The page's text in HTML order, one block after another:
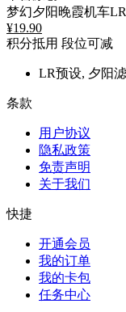
梦幻夕阳晚霞机车
¥19.90
积分抵用 段位可减
LR预设, 夕阳
条款
用户协议
隐私政策
免责声明
关于我们
快捷
开通会员
我的订单
我的卡包
任务中心